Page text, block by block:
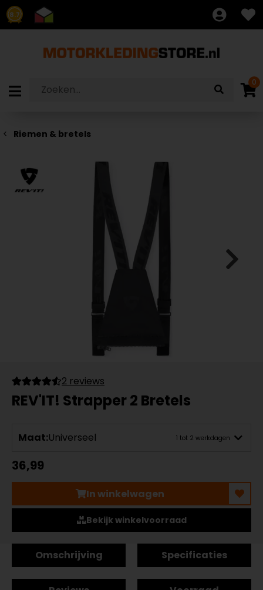
8.7
0
Riemen & bretels
2 reviews
REV'IT! Strapper 2 Bretels
Maat:Universeel 1 tot 2 werkdagen
36,99
In winkelwagen
Bekijk winkelvoorraad
Omschrijving Specificaties